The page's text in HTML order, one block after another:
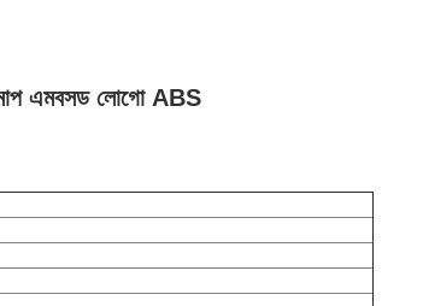
এমবসড লোগো ABS